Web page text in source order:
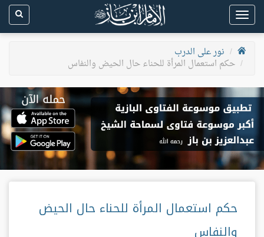
Toggle
navigation
نور على الدرب
حكم استعمال المرأة للحناء حال الحيض والنفاس
حكم استعمال المرأة للحناء حال الحيض
والنفاس